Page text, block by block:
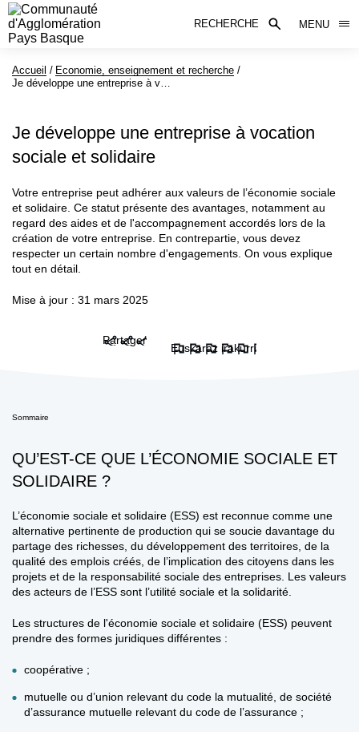
RECHERCHE MENU
Accueil
Economie, enseignement et recherche
Page active :
Je développe une entreprise à vocation sociale et solidaire
Je développe une entreprise à vocation
sociale et solidaire
Votre entreprise peut adhérer aux valeurs de l’économie sociale
et solidaire. Ce statut présente des avantages, notamment au
regard des aides et de l'accompagnement accordés lors de la
création de votre entreprise. En contrepartie, vous devez
respecter un certain nombre d'engagements. On vous explique
tout en détail.
Mise à jour : 31 mars 2025
Partager
Euskaraz irakurri
Sommaire
QU’EST-CE QUE L’ÉCONOMIE SOCIALE ET
SOLIDAIRE ?
L’économie sociale et solidaire (ESS) est reconnue comme une
alternative pertinente de production qui se soucie davantage du
partage des richesses, du développement des territoires, de la
qualité des emplois créés, de l’implication des citoyens dans les
projets et de la responsabilité sociale des entreprises. Les valeurs
des acteurs de l’ESS sont l’utilité sociale et la solidarité.
Les structures de l'économie sociale et solidaire (ESS) peuvent
prendre des formes juridiques différentes :
coopérative ;
mutuelle ou d’union relevant du code la mutualité, de société
d’assurance mutuelle relevant du code de l’assurance ;